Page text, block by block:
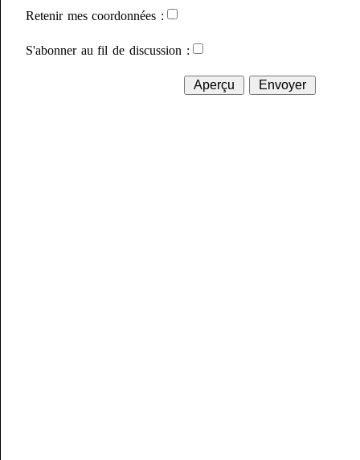
Retenir mes coordonnées :
S'abonner au fil de discussion :